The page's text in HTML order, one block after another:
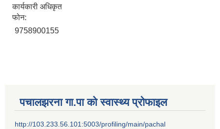
कार्यकारी अधिकृत
फोन:
9758900155
पचालझरना गा.पा को स्वास्थ्य प्रोफाइल
http://103.233.56.101:5003/profiling/main/pachal